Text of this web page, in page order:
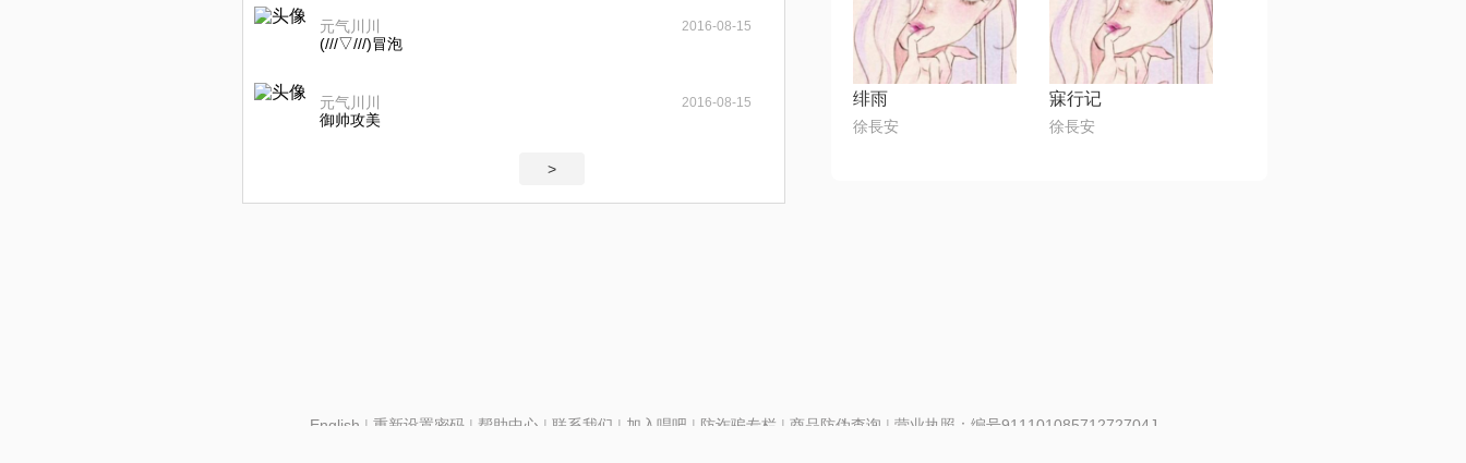
元气川川 2016-08-15
(///▽///)冒泡
元气川川 2016-08-15
御帅攻美
>
绯雨
徐長安
寐行记
徐長安
English | 重新设置密码| 帮助中心 | 联系我们 | 加入唱吧 | 防诈骗专栏 | 商品防伪查询 | 营业执照：编号91110108571272704J